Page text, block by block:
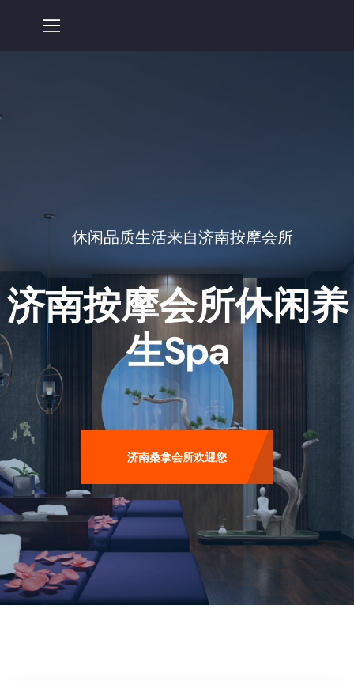
休闲品质生活来自济南按摩会所
济南按摩会所休闲养
生spa
济南桑拿会所欢迎您